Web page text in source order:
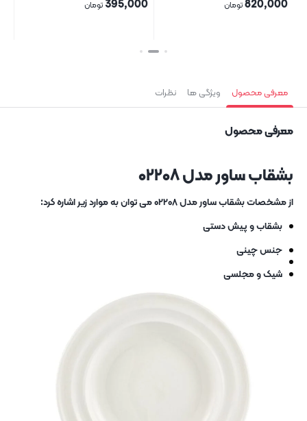
820,000تومان 395,000 تومان
بستن
معرفی محصول ویژگی ها نظرات
معرفی محصول
بشقاب ساور مدل ۰۲۲۰۸
از مشخصات بشقاب ساور مدل ۰۲۲۰۸ می توان به موارد زیر اشاره کرد:
بشقاب و پیش دستی
جنس چینی
شیک و مجلسی